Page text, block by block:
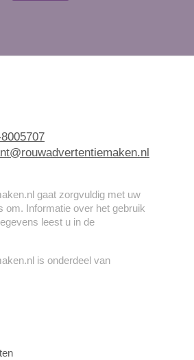
gaat zorgvuldig met uw
om. Informatie over het gebruik
leest u in de
is onderdeel van